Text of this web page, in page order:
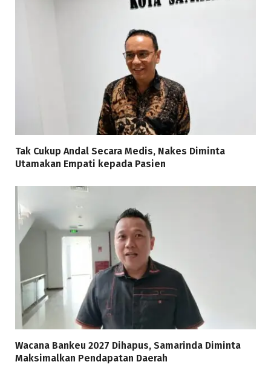
Tak Cukup Andal Secara Medis, Nakes Diminta
Utamakan Empati kepada Pasien
Wacana Bankeu 2027 Dihapus, Samarinda Diminta
Maksimalkan Pendapatan Daerah